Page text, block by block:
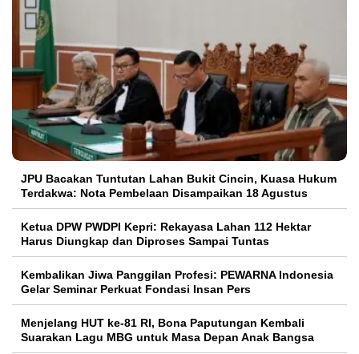
JPU Bacakan Tuntutan Lahan Bukit Cincin, Kuasa Hukum
Terdakwa: Nota Pembelaan Disampaikan 18 Agustus
Ketua DPW PWDPI Kepri: Rekayasa Lahan 112 Hektar
Harus Diungkap dan Diproses Sampai Tuntas
Kembalikan Jiwa Panggilan Profesi: PEWARNA Indonesia
Gelar Seminar Perkuat Fondasi Insan Pers
Menjelang HUT ke-81 RI, Bona Paputungan Kembali
Suarakan Lagu MBG untuk Masa Depan Anak Bangsa